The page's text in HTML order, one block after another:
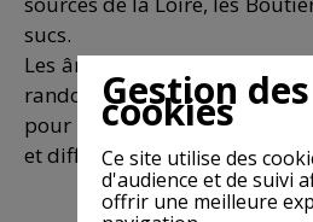
sucs.
Les ânes permettront à vos
randonnée et de jouer le
pour les stimuler et leur faire
et différentes montées de
Gestion des
cookies
Ce site utilise des
d'audience et de suivi
offrir une meilleure